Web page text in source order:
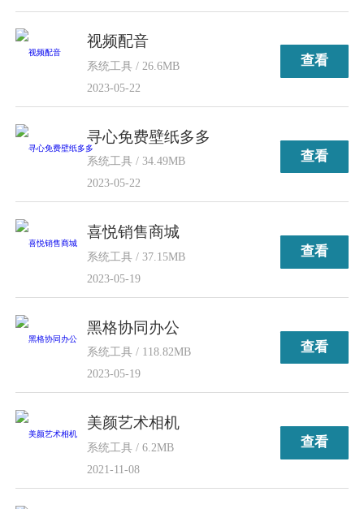
视频配音
系统工具 / 26.6MB
2023-05-22
查看
寻心免费壁纸多多
系统工具 / 34.49MB
2023-05-22
查看
喜悦销售商城
系统工具 / 37.15MB
2023-05-19
查看
黑格协同办公
系统工具 / 118.82MB
2023-05-19
查看
美颜艺术相机
系统工具 / 6.2MB
2021-11-08
查看